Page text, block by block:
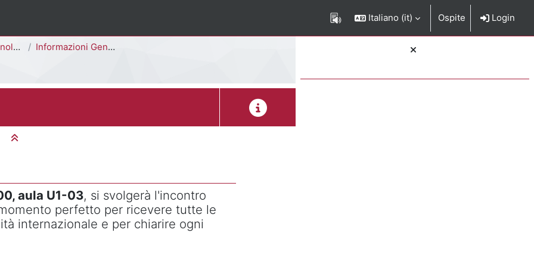
Italiano ‎(it)‎ Ospite Login
Informazioni Generali del Corso di Studi
Descrizione del corso
Minimizza tutto
aula U1-03, si svolgerà l'incontro
perfetto per ricevere tutte le
internazionale e per chiarire ogni